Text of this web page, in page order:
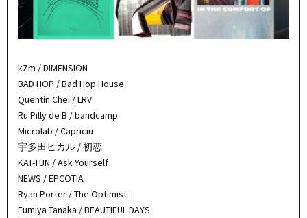
kZm / DIMENSION
BAD HOP / Bad Hop House
Quentin Chei / LRV
Ru Pilly de B / bandcamp
Microlab / Capriciu
宇多田ヒカル / 初恋
KAT-TUN / Ask Yourself
NEWS / EPCOTIA
Ryan Porter / The Optimist
Fumiya Tanaka / BEAUTIFUL DAYS